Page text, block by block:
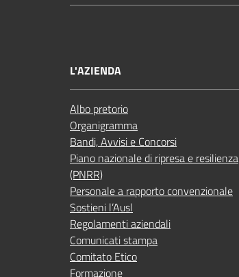
L'AZIENDA
Albo pretorio
Organigramma
Bandi, Avvisi e Concorsi
Piano nazionale di ripresa e resilienza
(PNRR)
Personale a rapporto convenzionale
Sostieni l’Ausl
Regolamenti aziendali
Comunicati stampa
Comitato Etico
Formazione